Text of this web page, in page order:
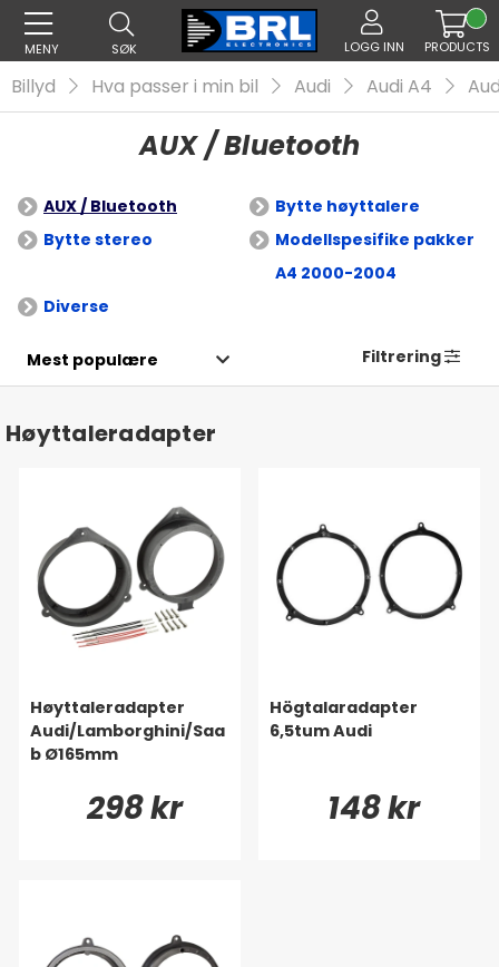
MENY SØK LOGG INN PRODUCTS
Billyd Hva passer i min bil Audi Audi A4
AUX / Bluetooth
AUX / Bluetooth
Bytte høyttalere
Bytte stereo
Modellspesifike pakker
A4 2000-2004
Diverse
Filtrering
Høyttaleradapter
Høyttaleradapter
Audi/Lamborghini/Saa
b Ø165mm
298 kr
Högtalaradapter
6,5tum Audi
148 kr